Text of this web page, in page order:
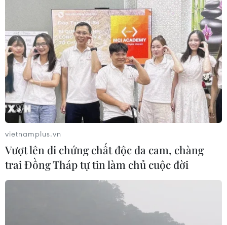
vietnamplus.vn
Vượt lên di chứng chất độc da cam, chàng
trai Đồng Tháp tự tin làm chủ cuộc đời